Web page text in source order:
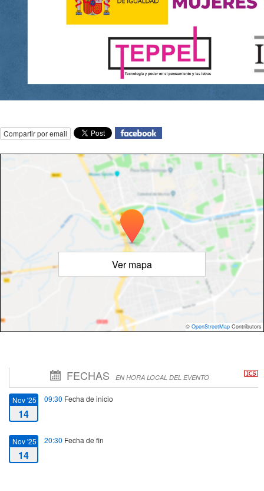
Compartir por email
Ver mapa
© OpenStreetMap Contributors
FECHAS EN HORA LOCAL DEL EVENTO
Nov '25
14
09:30 Fecha de inicio
Nov '25
14
20:30 Fecha de fin